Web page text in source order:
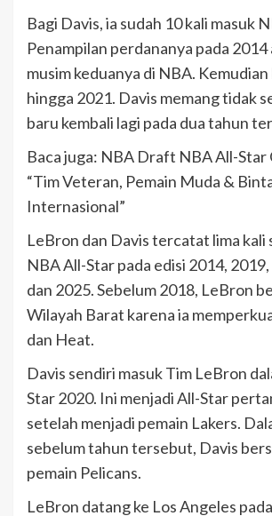
Bagi Davis, ia sudah 10 kali masuk
Penampilan perdananya pada 2014
musim keduanya di NBA.
hingga 2021. Davis memang tidak
baru kembali lagi pada dua tahun
Baca juga: NBA Draft NBA All-Star
“Tim Veteran, Pemain Muda &
Internasional”
LeBron dan Davis tercatat lima kali
NBA All-Star pada edisi 2014,
dan 2025. Sebelum 2018, LeBron
Wilayah Barat karena ia
dan Heat.
Davis sendiri masuk Tim LeBron
Star 2020. Ini menjadi All-Star
setelah menjadi pemain Lakers.
sebelum tahun tersebut, Davis
pemain Pelicans.
LeBron datang ke Los Angeles